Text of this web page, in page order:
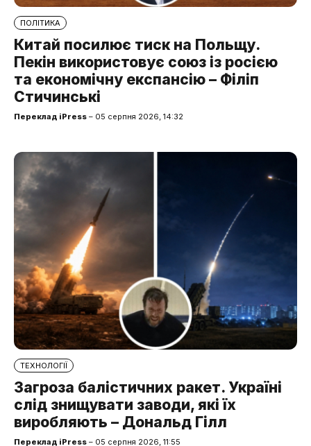
ПОЛІТИКА
Китай посилює тиск на Польщу.
Пекін використовує союз із росією
та економічну експансію – Філіп
Стичинські
Переклад iPress – 05 серпня 2026, 14:32
ТЕХНОЛОГІЇ
Загроза балістичних ракет. Україні
слід знищувати заводи, які їх
виробляють – Дональд Гілл
Переклад iPress – 05 серпня 2026, 11:55